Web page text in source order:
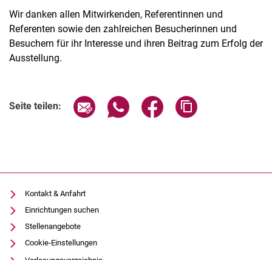
Wir danken allen Mitwirkenden, Referentinnen und
Referenten sowie den zahlreichen Besucherinnen und
Besuchern für ihr Interesse und ihren Beitrag zum Erfolg der
Ausstellung.
Seite teilen: Seite über E-Mail teilen
Seite über WhatsApp teilen
Seite über Facebook
Kontakt & Anfahrt
Einrichtungen suchen
Stellenangebote
Cookie-Einstellungen